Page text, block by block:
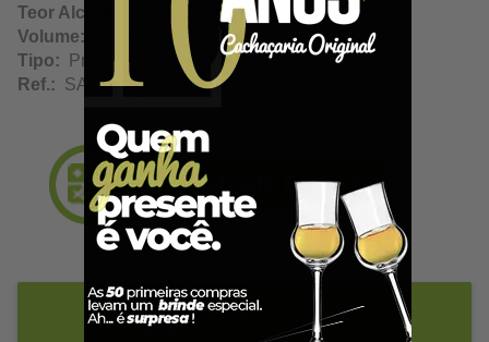
Teor Alcoólico:
Volume:
Tipo: Prata
Ref.: SA11387
Adicionar ao Carrinho